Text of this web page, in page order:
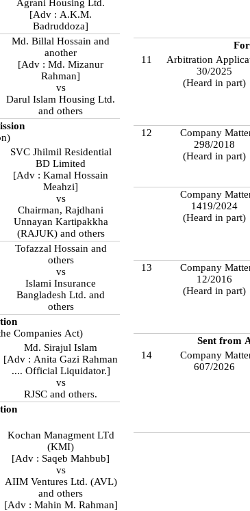
Agrani Housing Ltd.
[Adv : A.K.M.
Badruddoza]
Md. Billal Hossain and
another
[Adv : Md. Mizanur
Rahman]
vs
Darul Islam Housing Ltd.
and others
SVC Jhilmil Residential
BD Limited
[Adv : Kamal Hossain
Meahzi]
vs
Chairman, Rajdhani
Unnayan Kartipakkha
(RAJUK) and others
Tofazzal Hossain and
others
vs
Islami Insurance
Bangladesh Ltd. and
others
Companies Act)
Md. Sirajul Islam
[Adv : Anita Gazi Rahman
.... Official Liquidator.]
vs
RJSC and others.
Kochan Managment LTd
(KMI)
[Adv : Saqeb Mahbub]
vs
AIIM Ventures Ltd. (AVL)
and others
[Adv : Mahin M. Rahman]
11
Arbitration
30/2025
(Heard in part)
12
Company
298/2018
(Heard in part)
Company
1419/2024
(Heard in part)
13
Company
12/2016
(Heard in part)
Sent from
14
Company
607/2026